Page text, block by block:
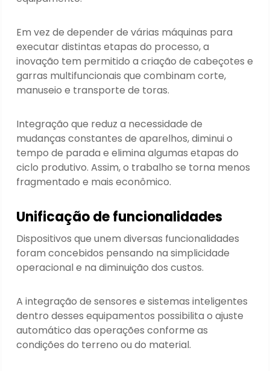
Em vez de depender de várias máquinas para
executar distintas etapas do processo, a
inovação tem permitido a criação de cabeçotes e
garras multifuncionais que combinam corte,
manuseio e transporte de toras.
Integração que reduz a necessidade de
mudanças constantes de aparelhos, diminui o
tempo de parada e elimina algumas etapas do
ciclo produtivo. Assim, o trabalho se torna menos
fragmentado e mais econômico.
Unificação de funcionalidades
Dispositivos que unem diversas funcionalidades
foram concebidos pensando na simplicidade
operacional e na diminuição dos custos.
A integração de sensores e sistemas inteligentes
dentro desses equipamentos possibilita o ajuste
automático das operações conforme as
condições do terreno ou do material.